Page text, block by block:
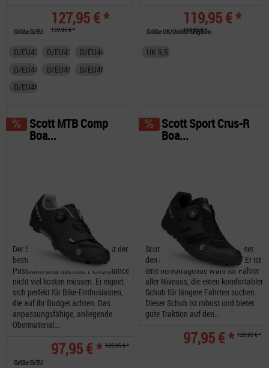
127,95 € *
159,95 € *
Größe D/EU
D/EU42,5 D/EU43,5
D/EU44
D/EU44,5
D/EU45
D/EU46
D/EU46,5
119,95 € *
159,95 € *
Größe UK/United Kingdom
UK 9,5
Der SCOTT MTB Comp BOA® ist der
beste Beweis dafür, dass 1a-
Passform und höchste Performance
nicht viel kosten müssen. Er eignet
sich perfekt für Bike-Enthusiasten,
die auf ihr Budget achten. Das
anpassungsfähige, anliegende
Obermaterial...
97,95 € * 129,95 € *
Scott MTB Comp
Boa...
Größe D/EU
Scott Sport Crus-R Boa Evo bietet
den ganzen Tag lang Komfort. Er ist
eine hervorragende Wahl für Fahrer
aller Niveaus, die einen komfortablen
Schuh für längere Fahrten suchen.
Dieser Schuh ist robust und bietet
gute Traktion auf den...
97,95 € * 129,95 € *
Scott Sport Crus-R
Boa...